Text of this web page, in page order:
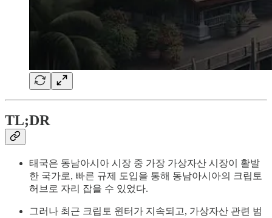
TL;DR
태국은 동남아시아 시장 중 가장 가상자산 시장이 활발
한 국가로, 빠른 규제 도입을 통해 동남아시아의 크립토
허브로 자리 잡을 수 있었다.
그러나 최근 크립토 윈터가 지속되고, 가상자산 관련 범